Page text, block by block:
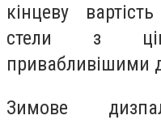
кінцеву
стели з
привабливішими
Зимове